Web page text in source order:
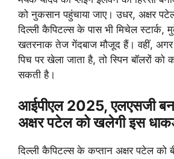
को नुकसान पहुंचाया जाए। उधर, अक्षर
दिल्ली कैपिटल्स के पास भी मिचेल
खतरनाक तेज गेंदबाज मौजूद हैं। वहीं, अगर
पिच पर खेला जाता है, तो स्पिन बॉलरों को
सकती है।
आईपीएल 2025, एलएसजी
अक्षर पटेल को खलेगी इस
दिल्ली कैपिटल्स के कप्तान अक्षर पटेल को